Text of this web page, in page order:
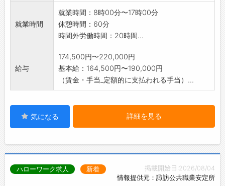
就業時間
就業時間：8時00分〜17時00分
休憩時間：60分
時間外労働時間：20時間...
給与
174,500円〜220,000円
基本給：164,500円〜190,000円
（賃金・手当_定額的に支払われる手当）...
気になる 詳細を見る
掲載開始日:2026/08/04
情報提供元：諏訪公共職業安定所
ハローワーク求人 新着